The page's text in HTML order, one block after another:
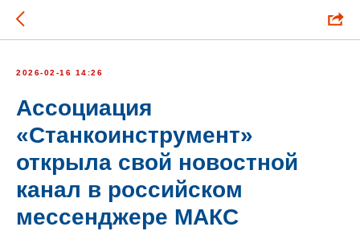
2026-02-16 14:26
Ассоциация
«Станкоинструмент»
открыла свой новостной
канал в российском
мессенджере МАКС